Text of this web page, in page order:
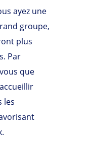
ayez une
groupe,
plus
Par
que
les